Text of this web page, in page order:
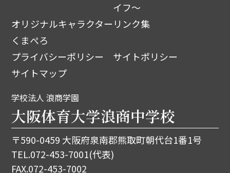
イフ～
オリジナルキャラクター
くまぺろ
リンク集
プライバシーポリシー
サイトポリシー
サイトマップ
学校法人 浪商学園
大阪体育大学浪商中学校
〒590-0459 大阪府泉南郡熊取町朝代台1番1号
TEL.072-453-7001(代表)
FAX.072-453-7002